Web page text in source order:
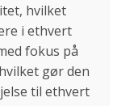
hvilket
i ethvert
fokus på
gør den
til ethvert